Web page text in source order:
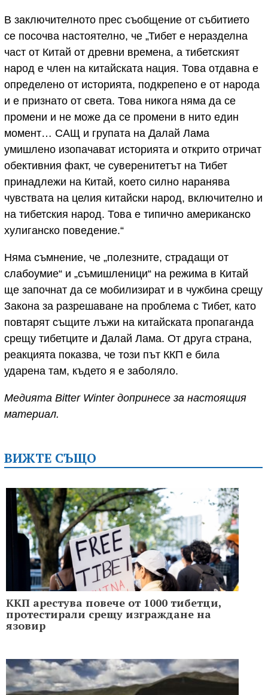
В заключителното прес съобщение от събитието
се посочва настоятелно, че „Тибет е неразделна
част от Китай от древни времена, а тибетският
народ е член на китайската нация. Това отдавна е
определено от историята, подкрепено е от народа
и е признато от света. Това никога няма да се
промени и не може да се промени в нито един
момент… САЩ и групата на Далай Лама
умишлено изопачават историята и открито отричат
обективния факт, че суверенитетът на Тибет
принадлежи на Китай, което силно наранява
чувствата на целия китайски народ, включително и
на тибетския народ. Това е типично американско
хулиганско поведение.“
Няма съмнение, че „полезните, страдащи от
слабоумие“ и „съмишленици“ на режима в Китай
ще започнат да се мобилизират и в чужбина срещу
Закона за разрешаване на проблема с Тибет, като
повтарят същите лъжи на китайската пропаганда
срещу тибетците и Далай Лама. От друга страна,
реакцията показва, че този път ККП е била
ударена там, където я е заболяло.
Медията Вitter Winter допринесе за настоящия
материал.
ВИЖТЕ СЪЩО
ККП арестува повече от 1000 тибетци,
протестирали срещу изграждане на
язовир